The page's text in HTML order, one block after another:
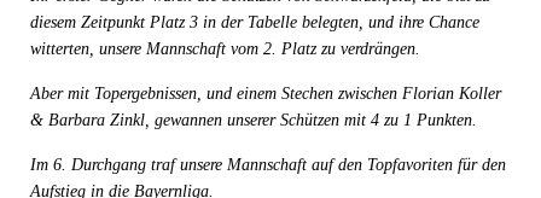
diesem Zeitpunkt Platz 3 in der Tabelle belegten, und ihre Chance
witterten, unsere Mannschaft vom 2. Platz zu verdrängen.
Aber mit Topergebnissen, und einem Stechen zwischen Florian Koller
& Barbara Zinkl, gewannen unserer Schützen mit 4 zu 1 Punkten.
Im 6. Durchgang traf unsere Mannschaft auf den Topfavoriten für den
Aufstieg in die Bayernliga.